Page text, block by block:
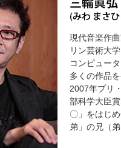
現代音楽作
リン芸術大
コンピュー
多くの作品
2007年プリ
部科学大臣
〇」をはじ
弟」の兄（